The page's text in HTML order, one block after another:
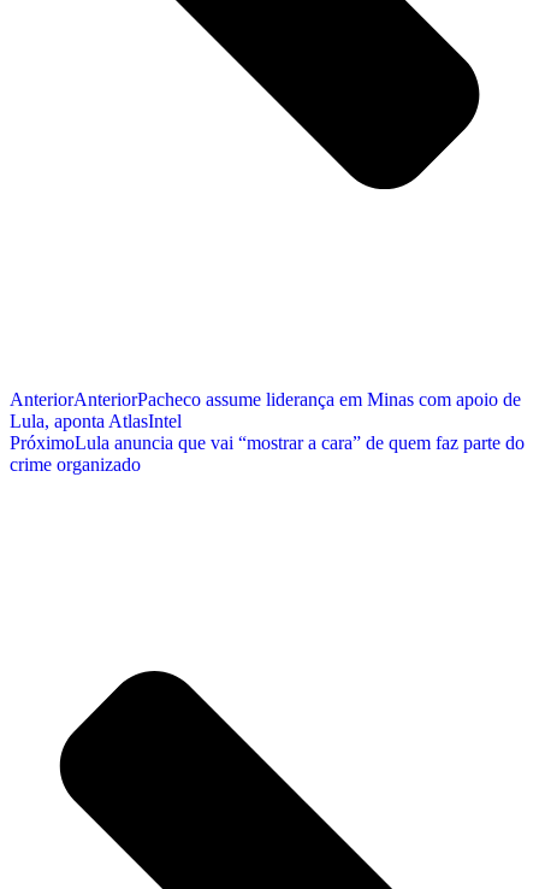
AnteriorAnteriorPacheco assume liderança em Minas com apoio de
Lula, aponta AtlasIntel
PróximoLula anuncia que vai “mostrar a cara” de quem faz parte do
crime organizado